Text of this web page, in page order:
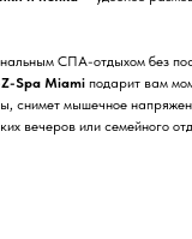
СПА-отдыхом без
Spa Miami подарит вам
снимет мышечное
вечеров или семейного